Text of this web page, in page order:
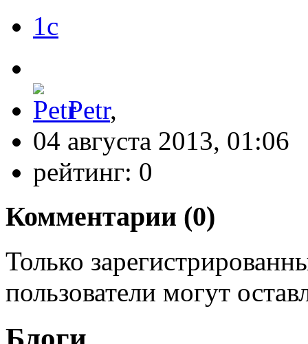
1с
Petr,
04 августа 2013, 01:06
рейтинг: 0
Комментарии (0)
Только
пользователи могут